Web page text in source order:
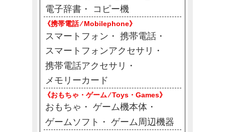
電子辞書
コピー機
《携帯電話 ⁄ Mobilephone》
スマートフォン
携帯電話
スマートフォンアクセサリ
携帯電話アクセサリ
メモリーカード
《おもちゃ・ゲーム ⁄ Toys・Games》
おもちゃ
ゲーム機本体
ゲームソフト
ゲーム周辺機器